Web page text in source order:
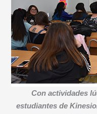
Con actividades
estudiantes de